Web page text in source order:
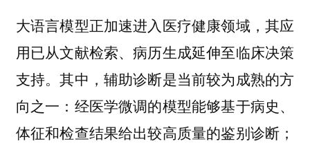
大语言模型正加速进入医疗健康领域，其应
用已从文献检索、病历生成延伸至临床决策
支持。其中，辅助诊断是当前较为成熟的方
向之一：经医学微调的模型能够基于病史、
体征和检查结果给出较高质量的鉴别诊断；